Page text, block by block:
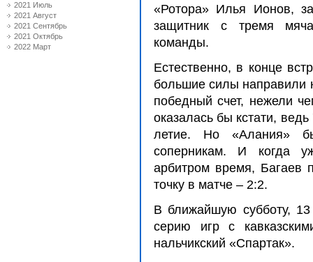
2021 Июль
2021 Август
2021 Сентябрь
2021 Октябрь
2022 Март
«Ротора» Илья Ионов,
защитник с тремя
команды.
Естественно, в конце
большие силы направили
победный счет, нежели
оказалась бы кстати,
летие. Но «Алания»
соперникам. И когда
арбитром время, Багаев
точку в матче – 2:2.
В ближайшую субботу,
серию игр с
нальчикский «Спартак».